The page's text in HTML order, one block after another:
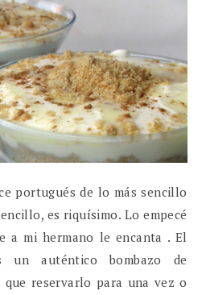
portugués de lo más sencillo
es riquísimo. Lo empecé
a mi hermano le encanta . El
un auténtico bombazo de
reservarlo para una vez o